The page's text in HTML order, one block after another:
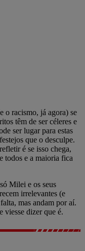
o racismo, já agora) se
têm de ser céleres e
ser lugar para estas
que o desculpe.
é se isso chega,
todos e a maioria fica
Milei e os seus
irrelevantes (e
mas andam por aí.
viesse dizer que é.